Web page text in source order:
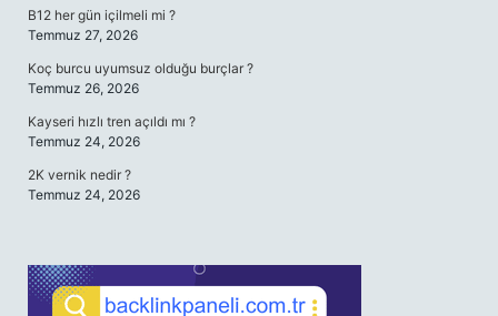
B12 her gün içilmeli mi ?
Temmuz 27, 2026
Koç burcu uyumsuz olduğu burçlar ?
Temmuz 26, 2026
Kayseri hızlı tren açıldı mı ?
Temmuz 24, 2026
2K vernik nedir ?
Temmuz 24, 2026